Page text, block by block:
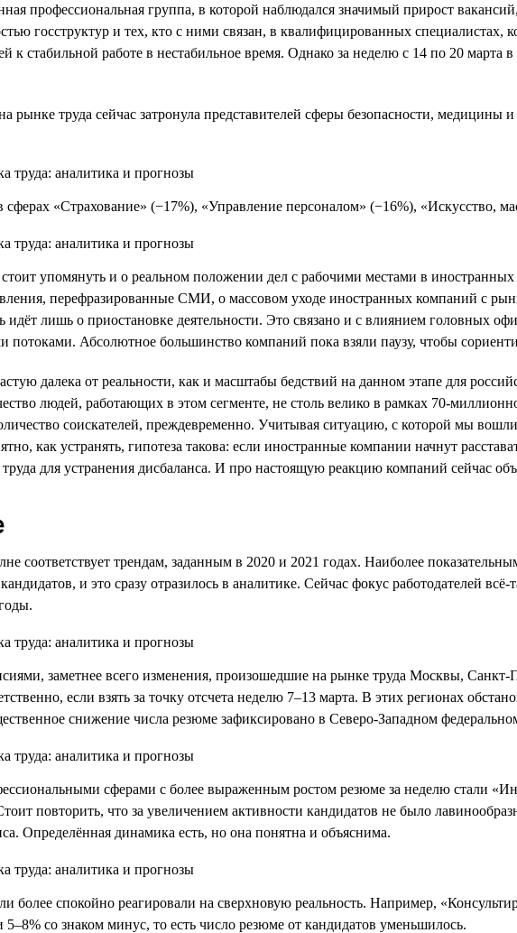
профессиональная группа, в которой наблюдался значимый прирост
госструктур и тех, кто с ними связан, в квалифицированных
к стабильной работе в нестабильное время. Однако за неделю c 14 по 20 марта
рынке труда сейчас затронула представителей сферы безопасности,
сферах «Страхование» (−17%), «Управление персоналом» (−16%), «Искусство,
упомянуть и о реальном положении дел с рабочими местами в
перефразированные СМИ, о массовом уходе иностранных компаний с
идёт лишь о приостановке деятельности. Это связано и с влиянием головных
Абсолютное большинство компаний пока взяли паузу, чтобы
далека от реальности, как и масштабы бедствий на данном этапе для
людей, работающих в этом сегменте, не столь велико в рамках 70-
соискателей, преждевременно. Учитывая ситуацию, с которой мы
как устранять, гипотеза такова: если иностранные компании начнут
для устранения дисбаланса. И про настоящую реакцию компаний сейчас
соответствует трендам, заданным в 2020 и 2021 годах. Наиболее
и это сразу отразилось в аналитике. Сейчас фокус работодателей
заметнее всего изменения, произошедшие на рынке труда Москвы,
если взять за точку отсчета неделю 7–13 марта. В этих регионах
снижение числа резюме зафиксировано в Северо-Западном
сферами с более выраженным ростом резюме за неделю стали
повторить, что за увеличением активности кандидатов не было
Определённая динамика есть, но она понятна и объяснима.
более спокойно реагировали на сверхновую реальность. Например,
со знаком минус, то есть число резюме от кандидатов уменьшилось.